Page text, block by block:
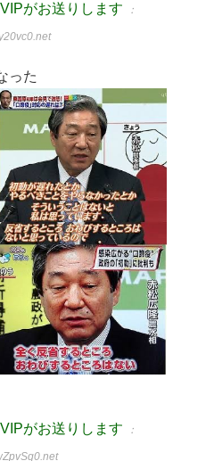
がお送りします ：
った
がお送りします ：